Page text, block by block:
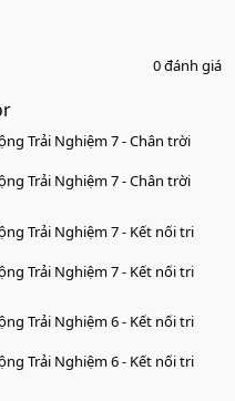
0 đánh giá
Trải Nghiệm 7 - Chân trời
Trải Nghiệm 7 - Chân trời
Trải Nghiệm 7 - Kết nối tri
Trải Nghiệm 7 - Kết nối tri
Trải Nghiệm 6 - Kết nối tri
Trải Nghiệm 6 - Kết nối tri